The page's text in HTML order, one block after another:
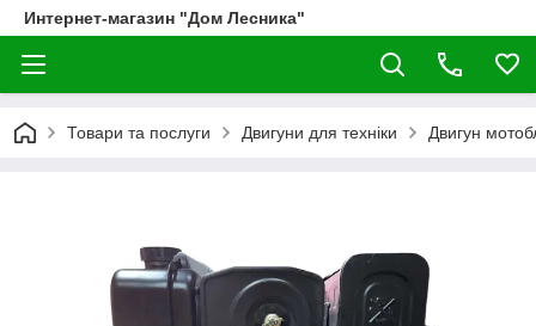
Интернет-магазин "Дом Лесника"
Товари та послуги Двигуни для техніки Двигун